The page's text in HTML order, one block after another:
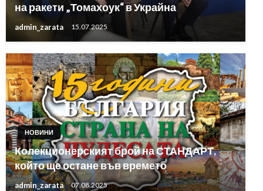
на ракети „Томахоук“ в Украйна
admin_zarata 15.07.2025
НОВИНИ
Колекционерският брой на СТАНДАРТ,
който ще остане във времето
admin_zarata 07.08.2025